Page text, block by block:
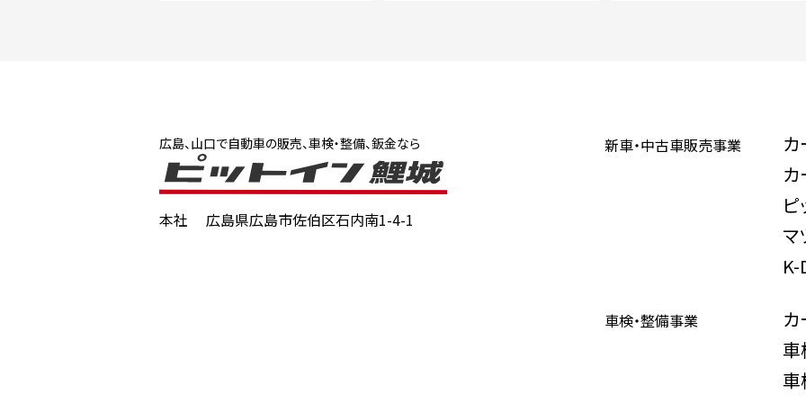
広島、山口で自動車の販売、車検・整備、鈑金なら
本社 広島県広島市佐伯区石内南1-4-1
新車・中古車販売事業
カ
カ
マ
車検・整備事業
車
車